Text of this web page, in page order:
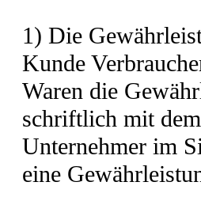
1) Die
Kunde
Waren die
schriftlich mit
Unternehmer im
eine